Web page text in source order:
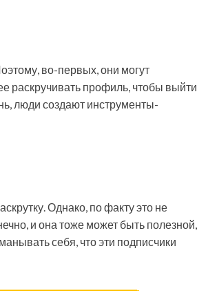
во-первых, они могут
раскручивать профиль, чтобы выйти
люди создают инструменты-
Однако, по факту это не
и она тоже может быть полезной,
себя, что эти подписчики